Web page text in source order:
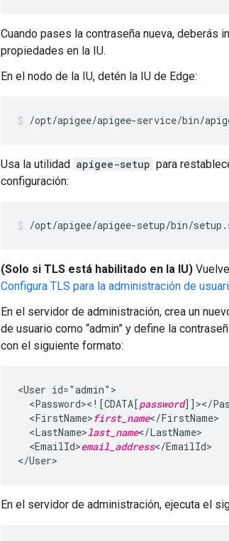
Cuando pases la contraseña nueva, deberás
propiedades en la IU.
En el nodo de la IU, detén la IU de Edge:
/opt/apigee/apigee-service/bin/
Usa la utilidad apigee-setup para
configuración:
/opt/apigee/apigee-setup/bin/
(Solo si TLS está habilitado en la IU)
Configura TLS para la administración de
En el servidor de administración, crea un
de usuario como “admin” y define la
con el siguiente formato:
<User id="admin">
  <Password><![CDATA[
password]]></
  <FirstName>
first_name</FirstName>
  <LastName>
last_name</LastName>
  <EmailId>
email_address</EmailId>
</User>
En el servidor de administración, ejecuta el